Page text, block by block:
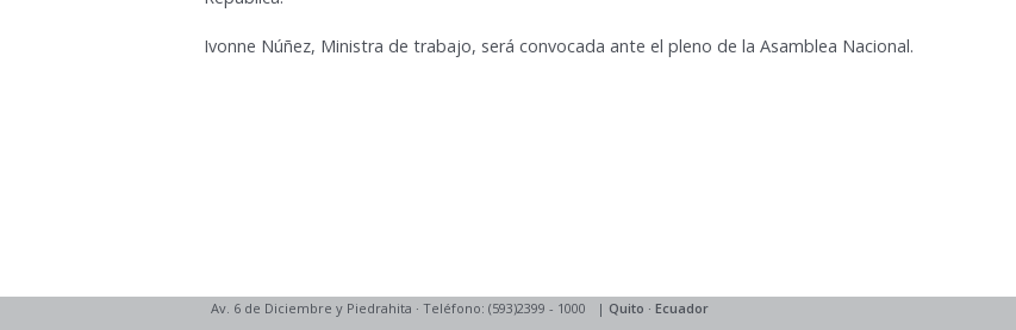
Ivonne Núñez, Ministra de trabajo, será convocada ante el pleno de la Asamblea Nacional.
Av. 6 de Diciembre y Piedrahita · Teléfono: (593)2399 - 1000 | Quito · Ecuador